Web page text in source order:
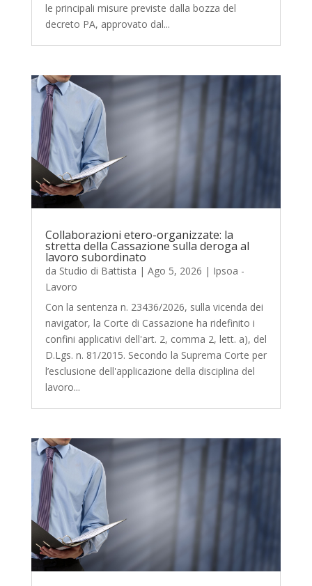
le principali misure previste dalla bozza del
decreto PA, approvato dal...
Collaborazioni etero-organizzate: la
stretta della Cassazione sulla deroga al
lavoro subordinato
da Studio di Battista | Ago 5, 2026 | Ipsoa -
Lavoro
Con la sentenza n. 23436/2026, sulla vicenda dei
navigator, la Corte di Cassazione ha ridefinito i
confini applicativi dell'art. 2, comma 2, lett. a), del
D.Lgs. n. 81/2015. Secondo la Suprema Corte per
l’esclusione dell'applicazione della disciplina del
lavoro...